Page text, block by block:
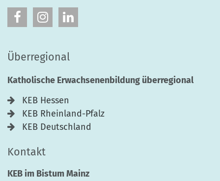
Überregional
Katholische Erwachsenenbildung überregional
KEB Hessen
KEB Rheinland-Pfalz
KEB Deutschland
Kontakt
KEB im Bistum Mainz